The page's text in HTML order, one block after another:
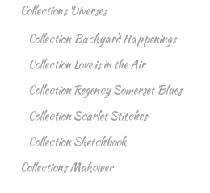
Collections Diverses
Collection Backyard Happenings
Collection Love is in the Air
Collection Regency Somerset Blues
Collection Scarlet Stitches
Collection Sketchbook
Collections Makower